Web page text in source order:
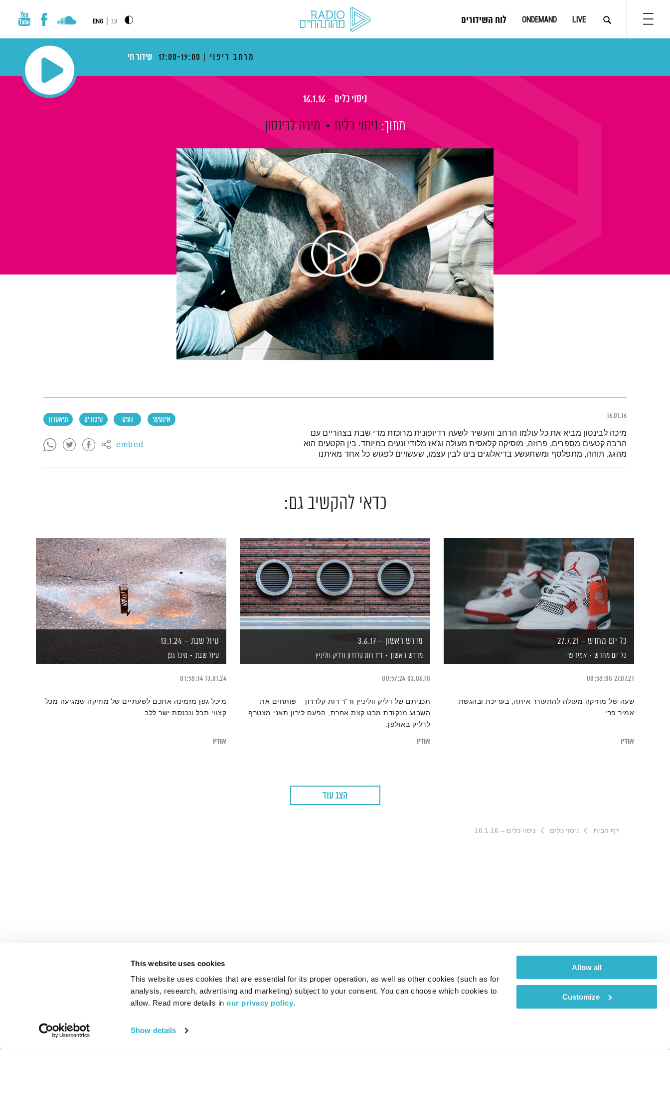
This website uses cookies
This website uses cookies that are essential for its proper operation, as well as other cookies (such as for
analysis, research, advertising and marketing) subject to your consent. You can choose which cookies to
allow. Read more details in our privacy policy.
Show details
Allow all
Customize
LIVE
ONDEMAND לוח השידורים עב ENG
מרחב ריפוי 17:00-19:00 שידור חי
ניסוי כלים – 16.1.16
מתוך: ניסוי כלים מיכה לבינסון
16.01.16 אינטימי נעים סיפורים תיאטרון
embed
תמצית הפודקאסט
מיכה לבינסון מביא את כל עולמו הרחב והעשיר לשעה רדיופונית מרוכזת מדי שבת בצהריים עם
הרבה קטעים מספרים, פרוזה, מוסיקה קלאסית מעולה וג'אז מלודי ונעים במיוחד. בין הקטעים הוא
מהגג, תוהה, מתפלסף ומשתעשע בדיאלוגים בינו לבין עצמו, שעשויים לפגוש כל אחד מאיתנו
כדאי להקשיב גם:
כל יום מחדש – 27.7.21
כל יום מחדש אמיר פרי
27.07.21
00:58:08
שעה של מוזיקה מעולה להתעורר איתה, בעריכת ובהגשת
אמיר פרי
אודיו
מדרש ראשון – 3.6.17
מדרש ראשון ד"ר רות קלדרון ודליק ווליניץ
03.06.18
00:57:24
תכניתם של דליק ווליניץ וד"ר רות קלדרון – פותחים את
השבוע מנקודת מבט קצת אחרת, הפעם לירון תאני מצטרף
לדליק באולפן.
אודיו
טיול שבת – 13.1.24
טיול שבת מיכל גפן
13.01.24
01:58:14
מיכל גפן מזמינה אתכם לשעתיים של מוזיקה שמגיעה מכל
קצווי תבל ונכנסת ישר ללב
אודיו
הצג עוד
דף הבית ניסוי כלים ניסוי כלים – 16.1.16